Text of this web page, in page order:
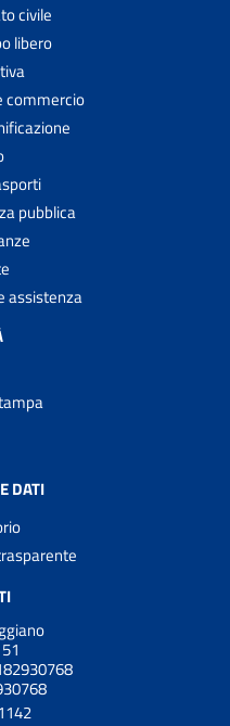
civile
libero
commercio
pubblica
assistenza
DATI